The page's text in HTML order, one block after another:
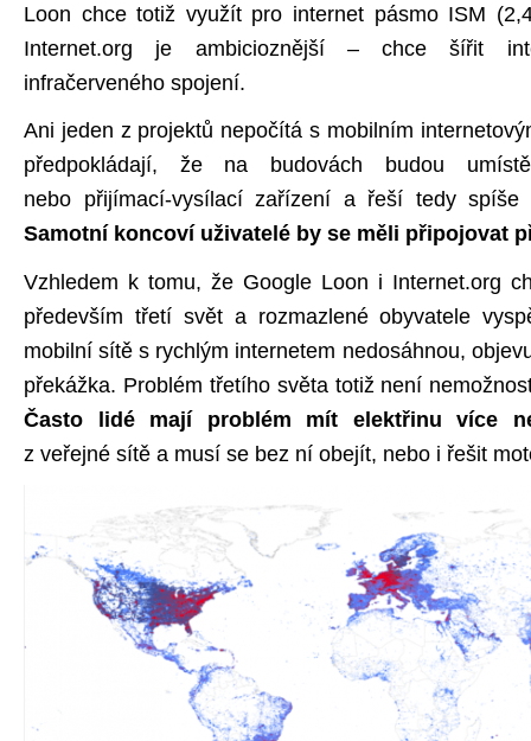
Loon chce totiž využít pro internet pásmo ISM
Internet.org je ambicioznější – chce šířit
infračerveného spojení.
Ani jeden z projektů nepočítá s mobilním
předpokládají, že na budovách budou
nebo přijímací-vysílací zařízení a řeší tedy spíše
Samotní koncoví uživatelé by se měli připojovat
Vzhledem k tomu, že Google Loon i Internet.org
především třetí svět a rozmazlené obyvatele
mobilní sítě s rychlým internetem nedosáhnou,
překážka. Problém třetího světa totiž není
Často lidé mají problém mít elektřinu více
z veřejné sítě a musí se bez ní obejít, nebo i řešit